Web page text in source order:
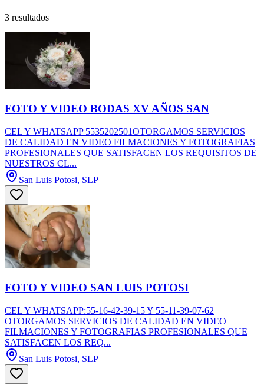
3 resultados
FOTO Y VIDEO BODAS XV AÑOS SAN
CEL Y WHATSAPP 5535202501OTORGAMOS SERVICIOS
DE CALIDAD EN VIDEO FILMACIONES Y FOTOGRAFIAS
PROFESIONALES QUE SATISFACEN LOS REQUISITOS DE
NUESTROS CL...
San Luis Potosi, SLP
FOTO Y VIDEO SAN LUIS POTOSI
CEL Y WHATSAPP:55-16-42-39-15 Y 55-11-39-07-62
OTORGAMOS SERVICIOS DE CALIDAD EN VIDEO
FILMACIONES Y FOTOGRAFIAS PROFESIONALES QUE
SATISFACEN LOS REQ...
San Luis Potosi, SLP